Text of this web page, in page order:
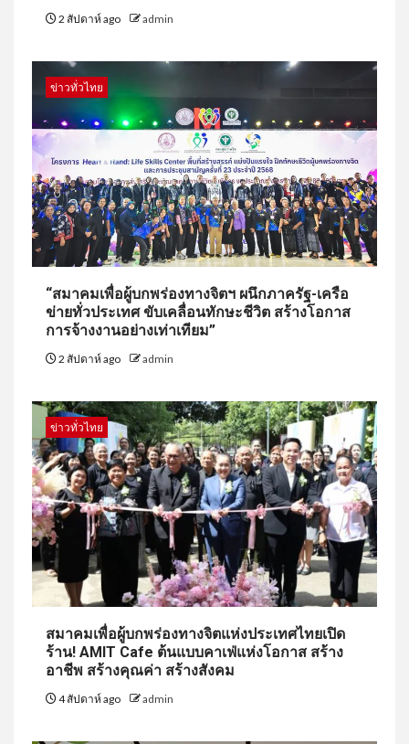
2 สัปดาห์ ago admin
ข่าวทั่วไทย
“สมาคมเพื่อผู้บกพร่องทางจิตฯ ผนึกภาครัฐ-เครือ
ข่ายทั่วประเทศ ขับเคลื่อนทักษะชีวิต สร้างโอกาส
การจ้างงานอย่างเท่าเทียม”
2 สัปดาห์ ago admin
ข่าวทั่วไทย
สมาคมเพื่อผู้บกพร่องทางจิตแห่งประเทศไทยเปิด
ร้าน! AMIT Cafe ต้นแบบคาเฟ่แห่งโอกาส สร้าง
อาชีพ สร้างคุณค่า สร้างสังคม
4 สัปดาห์ ago admin